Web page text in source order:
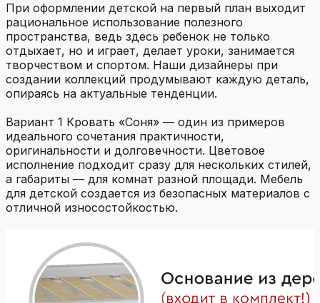
При оформлении детской на первый план выходит
рациональное использование полезного
пространства, ведь здесь ребенок не только
отдыхает, но и играет, делает уроки, занимается
творчеством и спортом. Наши дизайнеры при
создании коллекций продумывают каждую деталь,
опираясь на актуальные тенденции.
Вариант 1 Кровать «Соня» — один из примеров
идеального сочетания практичности,
оригинальности и долговечности. Цветовое
исполнение подходит сразу для нескольких стилей,
а габариты — для комнат разной площади. Мебель
для детской создается из безопасных материалов с
отличной износостойкостью.